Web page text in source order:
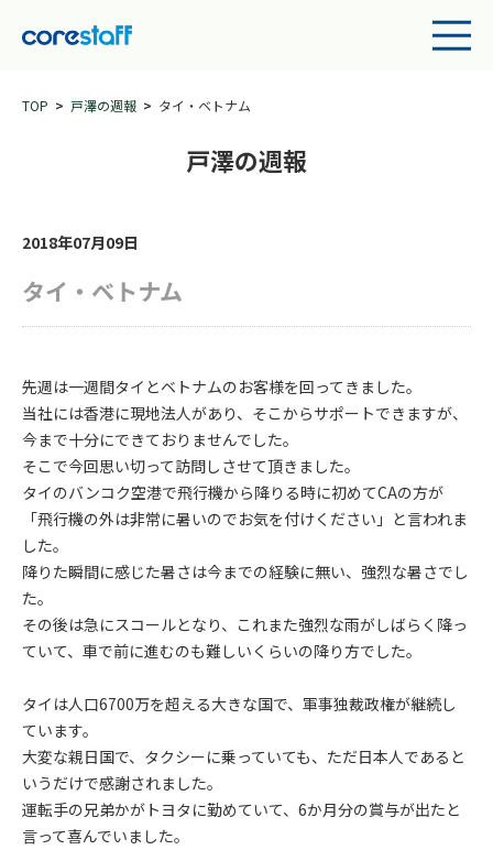
TOP 戸澤の週報 タイ・ベトナム
戸澤の週報
2018年07月09日
タイ・ベトナム
先週は一週間タイとベトナムのお客様を回ってきました。
当社には香港に現地法人があり、そこからサポートできますが、
今まで十分にできておりませんでした。
そこで今回思い切って訪問しさせて頂きました。
タイのバンコク空港で飛行機から降りる時に初めてCAの方が
「飛行機の外は非常に暑いのでお気を付けください」と言われま
した。
降りた瞬間に感じた暑さは今までの経験に無い、強烈な暑さでし
た。
その後は急にスコールとなり、これまた強烈な雨がしばらく降っ
ていて、車で前に進むのも難しいくらいの降り方でした。
タイは人口6700万を超える大きな国で、軍事独裁政権が継続し
ています。
大変な親日国で、タクシーに乗っていても、ただ日本人であると
いうだけで感謝されました。
運転手の兄弟かがトヨタに勤めていて、6か月分の賞与が出たと
言って喜んでいました。